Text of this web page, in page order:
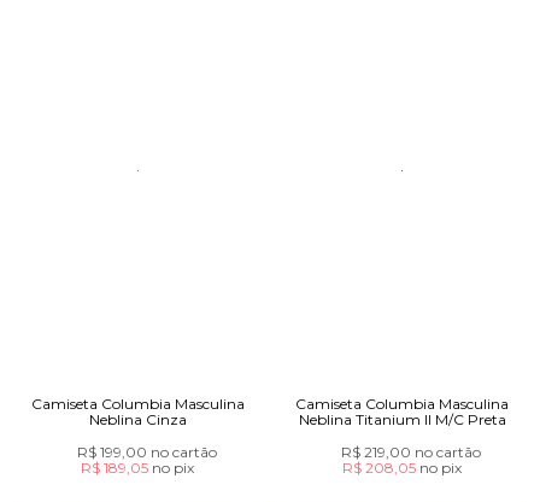
Camiseta Columbia Masculina
Neblina Cinza
R$ 199,00 no cartão
R$ 189,05 no pix
Camiseta Columbia Masculina
Neblina Titanium II M/C Preta
R$ 219,00 no cartão
R$ 208,05 no pix